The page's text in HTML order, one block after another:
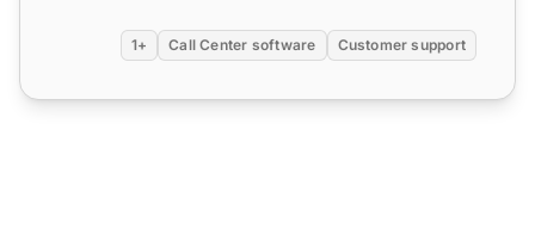
Customer support
Call Center software
+1